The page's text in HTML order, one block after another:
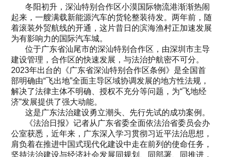
冬阳初升，深汕特别合作区小漠国际物流港渐渐热闹
起来，一艘满载新能源汽车的货轮整装待发。两年前，随
着滚装外贸航线的开通，这片昔日的滨海渔村正加速发展
为有影响力的国际汽车城。
位于广东省汕尾市的深汕特别合作区，由深圳市主导
建设管理，合作区的快速发展，与法治护航密不可分。
2023年出台的《广东省深汕特别合作区条例》是全国首
部明确由“飞出地”全面主导区域协调发展的地方性法规，
解决了法律主体不明确、授权不充分等问题，为“飞地经
济”发展提供了强大动能。
这是广东法治建设勇立潮头、先行先试的成功案例。
《法治日报》记者从广东省委全面依法治省委员会办
公室获悉，近年来，广东深入学习贯彻习近平法治思想，
肩负着在推进中国式现代化建设中走在前列的使命任务，
坚持法治建设与经济社会发展同规划、同部署、同推进，